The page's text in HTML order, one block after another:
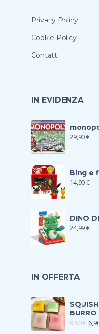
Privacy Policy
Cookie Policy
Contatti
IN EVIDENZA
29,90€
Bing e
14,90€
DINO
24,99€
IN OFFERTA
BURRO
9,90€